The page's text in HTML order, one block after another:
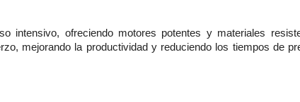
intensivo, ofreciendo motores potentes y materiales
mejorando la productividad y reduciendo los tiempos de